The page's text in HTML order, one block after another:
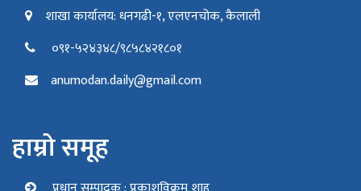
शाखा कार्यालय: धनगढी-१, एलएनचोक, कैलाली
०९१-५२४३४८/९८५८४२१८०१
anumodan.daily@gmail.com
हाम्रो समूह